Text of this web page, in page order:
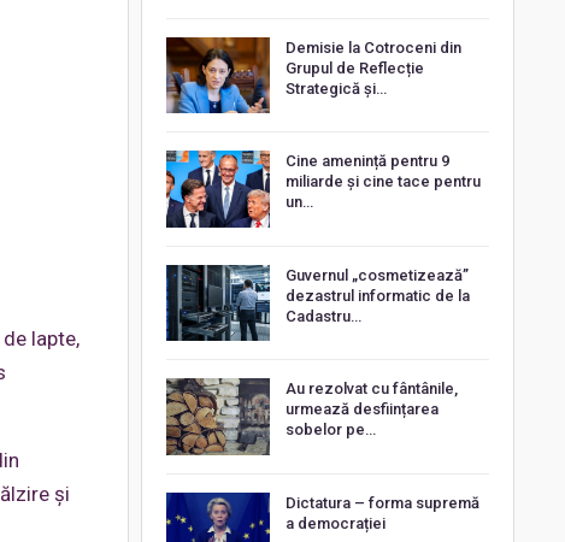
lapte,
și
Demisie la Cotroceni din
Grupul de Reflecție
Strategică și…
Cine amenință pentru 9
miliarde și cine tace pentru
un…
Guvernul „cosmetizează”
dezastrul informatic de la
Cadastru…
Au rezolvat cu fântânile,
urmează desființarea
sobelor pe…
Dictatura – forma supremă
a democrației